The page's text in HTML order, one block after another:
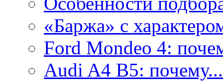
«Баржа» с
Ford Mondeo 4:
Audi A4 B5: почему...